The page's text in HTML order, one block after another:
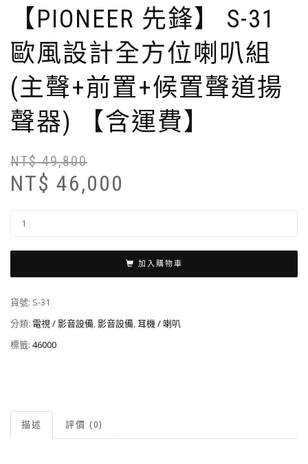
【PIONEER 先鋒】 S-31
歐風設計全方位喇叭組
(主聲+前置+候置聲道揚
聲器) 【含運費】
NT$49,800
NT$ 46,000
加入購物車
貨號: S-31
分類: 電視 / 影音設備,影音設備,耳機 / 喇叭
標籤: 46000
描述 評價 (0)